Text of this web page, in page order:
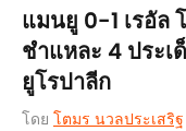
แมนยู 0-1 เรอัล
ชำแหละ 4 ประเ
ยูโรปาลีก
โดย โตมร นวลประเสริฐ